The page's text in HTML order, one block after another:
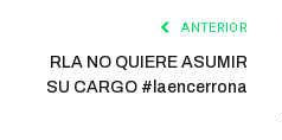
ANTERIOR
RLA NO QUIERE ASUMIR
SU CARGO #laencerrona